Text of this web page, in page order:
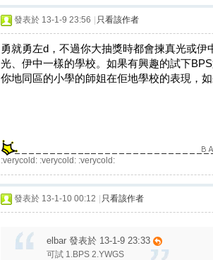
發表於 13-1-9 23:56 只看該作者
勇就勇左d，不過你大抽獎時都會揀真光或
光、伊中一樣的學校。如果有興趣的試下
你地同區的小學的師姐在佢地學校的表現，
:verycold: :verycold: :verycold:
發表於 13-1-10 00:12 只看該作者
elbar 發表於 13-1-9 23:33
可試 1.BPS 2.YWGS